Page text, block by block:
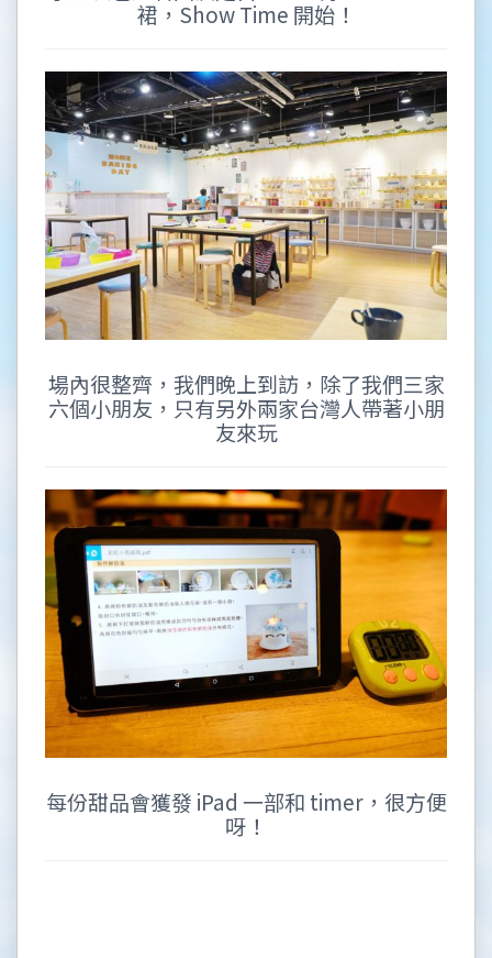
裙，Show Time 開始！
場內很整齊，我們晚上到訪，除了我們三家
六個小朋友，只有另外兩家台灣人帶著小朋
友來玩
每份甜品會獲發 iPad 一部和 timer，很方便
呀！